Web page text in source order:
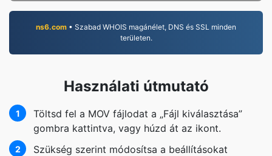
ns6.com • Szabad WHOIS magánélet, DNS és SSL minden
területen.
Használati útmutató
1
Töltsd fel a MOV fájlodat a „Fájl kiválasztása”
gombra kattintva, vagy húzd át az ikont.
2 Szükség szerint módosítsa a beállításokat